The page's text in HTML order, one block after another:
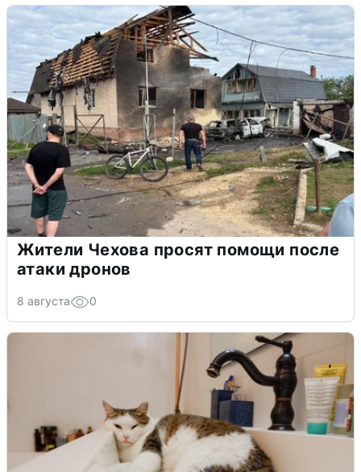
Жители Чехова просят помощи после
атаки дронов
8 августа 0